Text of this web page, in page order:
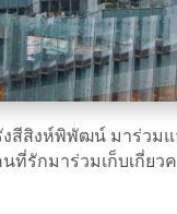
งสีสิงห์พิพัฒน์ มาร่
ที่รักมาร่วมเก็บเกี่ย